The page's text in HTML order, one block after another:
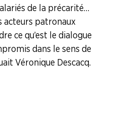
de la précarité…
acteurs patronaux
ce qu’est le dialogue
dans le sens de
Véronique Descacq.